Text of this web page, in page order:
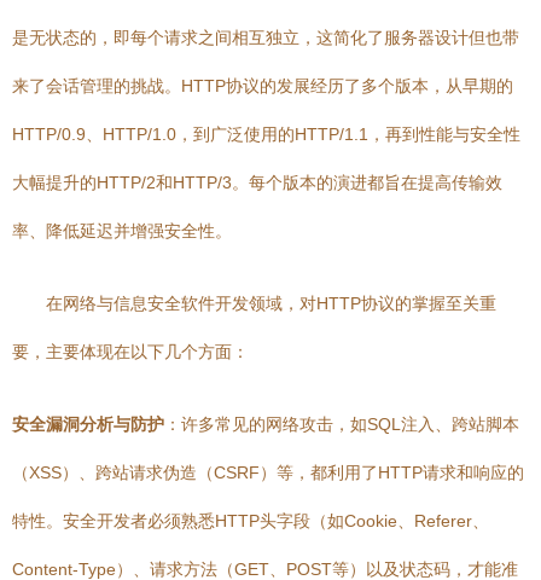
是无状态的，即每个请求之间相互独立，这简化了服务器设计但也带
来了会话管理的挑战。HTTP协议的发展经历了多个版本，从早期的
HTTP/0.9、HTTP/1.0，到广泛使用的HTTP/1.1，再到性能与安全性
大幅提升的HTTP/2和HTTP/3。每个版本的演进都旨在提高传输效
率、降低延迟并增强安全性。
在网络与信息安全软件开发领域，对HTTP协议的掌握至关重
要，主要体现在以下几个方面：
安全漏洞分析与防护 ：许多常见的网络攻击，如SQL注入、跨站脚本
（XSS）、跨站请求伪造（CSRF）等，都利用了HTTP请求和响应的
特性。安全开发者必须熟悉HTTP头字段（如Cookie、Referer、
Content-Type）、请求方法（GET、POST等）以及状态码，才能准